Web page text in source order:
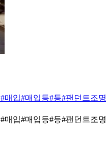
#매입#매입등#등#팬던트조명
#매입#매입등#등#팬던트조명